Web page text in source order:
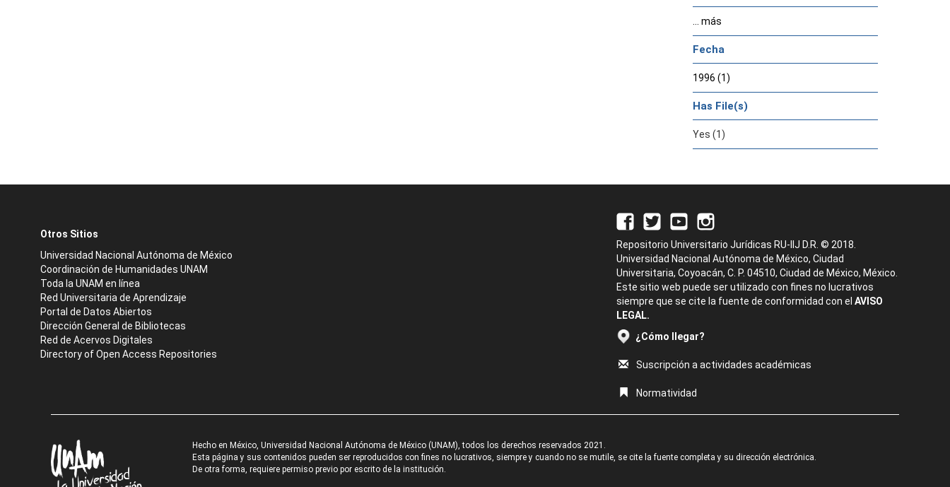
... más
Fecha
1996 (1)
Has File(s)
Yes (1)
Otros Sitios
Universidad Nacional Autónoma de México
Coordinación de Humanidades UNAM
Toda la UNAM en línea
Red Universitaria de Aprendizaje
Portal de Datos Abiertos
Dirección General de Bibliotecas
Red de Acervos Digitales
Directory of Open Access Repositories
Repositorio Universitario Jurídicas RU-IIJ D.R. © 2018.
Universidad Nacional Autónoma de México, Ciudad
Universitaria, Coyoacán, C. P. 04510, Ciudad de México, México.
Este sitio web puede ser utilizado con fines no lucrativos
siempre que se cite la fuente de conformidad con el AVISO
LEGAL.
¿Cómo llegar?
Suscripción a actividades académicas
Normatividad
Hecho en México, Universidad Nacional Autónoma de México (UNAM), todos los derechos reservados 2021.
Esta página y sus contenidos pueden ser reproducidos con fines no lucrativos, siempre y cuando no se mutile, se cite la fuente completa y su dirección electrónica.
De otra forma, requiere permiso previo por escrito de la institución.